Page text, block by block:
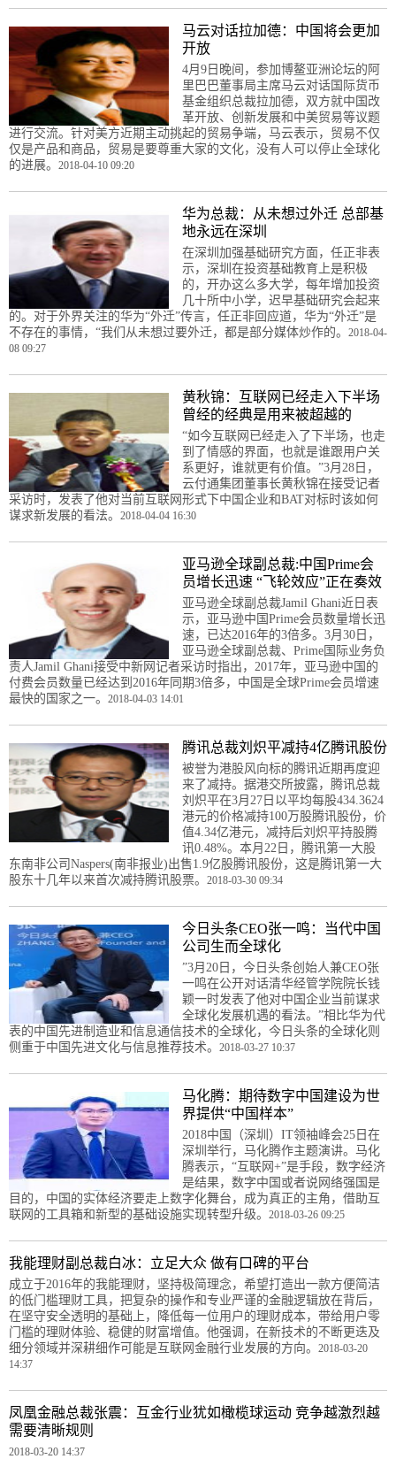
马云对话拉加德：中国将会更加
开放
4月9日晚间，参加博鳌亚洲论坛的阿
里巴巴董事局主席马云对话国际货币
基金组织总裁拉加德，双方就中国改
革开放、创新发展和中美贸易等议题
进行交流。针对美方近期主动挑起的贸易争端，马云表示，贸易不仅
仅是产品和商品，贸易是要尊重大家的文化，没有人可以停止全球化
的进展。 2018-04-10 09:20
华为总裁：从未想过外迁 总部基
地永远在深圳
在深圳加强基础研究方面，任正非表
示，深圳在投资基础教育上是积极
的，开办这么多大学，每年增加投资
几十所中小学，迟早基础研究会起来
的。对于外界关注的华为“外迁”传言，任正非回应道，华为“外迁”是
不存在的事情，“我们从未想过要外迁，都是部分媒体炒作的。 2018-04-
08 09:27
黄秋锦：互联网已经走入下半场
曾经的经典是用来被超越的
“如今互联网已经走入了下半场，也走
到了情感的界面，也就是谁跟用户关
系更好，谁就更有价值。”3月28日，
云付通集团董事长黄秋锦在接受记者
采访时，发表了他对当前互联网形式下中国企业和BAT对标时该如何
谋求新发展的看法。 2018-04-04 16:30
亚马逊全球副总裁:中国Prime会
员增长迅速 “飞轮效应”正在奏效
亚马逊全球副总裁Jamil Ghani近日表
示，亚马逊中国Prime会员数量增长迅
速，已达2016年的3倍多。3月30日，
亚马逊全球副总裁、Prime国际业务负
责人Jamil Ghani接受中新网记者采访时指出，2017年，亚马逊中国的
付费会员数量已经达到2016年同期3倍多，中国是全球Prime会员增速
最快的国家之一。 2018-04-03 14:01
腾讯总裁刘炽平减持4亿腾讯股份
被誉为港股风向标的腾讯近期再度迎
来了减持。据港交所披露，腾讯总裁
刘炽平在3月27日以平均每股434.3624
港元的价格减持100万股腾讯股份，价
值4.34亿港元，减持后刘炽平持股腾
讯0.48%。本月22日，腾讯第一大股
东南非公司Naspers(南非报业)出售1.9亿股腾讯股份，这是腾讯第一大
股东十几年以来首次减持腾讯股票。 2018-03-30 09:34
今日头条CEO张一鸣：当代中国
公司生而全球化
”3月20日，今日头条创始人兼CEO张
一鸣在公开对话清华经管学院院长钱
颖一时发表了他对中国企业当前谋求
全球化发展机遇的看法。”相比华为代
表的中国先进制造业和信息通信技术的全球化，今日头条的全球化则
侧重于中国先进文化与信息推荐技术。 2018-03-27 10:37
马化腾：期待数字中国建设为世
界提供“中国样本”
2018中国（深圳）IT领袖峰会25日在
深圳举行，马化腾作主题演讲。马化
腾表示，“互联网+”是手段，数字经济
是结果，数字中国或者说网络强国是
目的，中国的实体经济要走上数字化舞台，成为真正的主角，借助互
联网的工具箱和新型的基础设施实现转型升级。 2018-03-26 09:25
我能理财副总裁白冰：立足大众 做有口碑的平台
成立于2016年的我能理财，坚持极简理念，希望打造出一款方便简洁
的低门槛理财工具，把复杂的操作和专业严谨的金融逻辑放在背后，
在坚守安全透明的基础上，降低每一位用户的理财成本，带给用户零
门槛的理财体验、稳健的财富增值。他强调，在新技术的不断更迭及
细分领域并深耕细作可能是互联网金融行业发展的方向。 2018-03-20
14:37
凤凰金融总裁张震：互金行业犹如橄榄球运动 竞争越激烈越
需要清晰规则
2018-03-20 14:37